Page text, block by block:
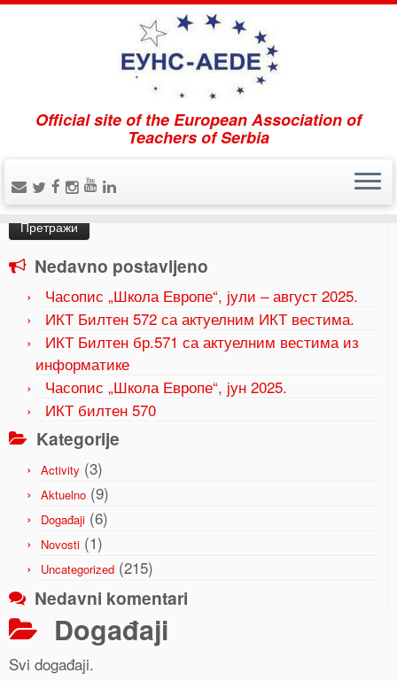
Official site of the European Association of
Teachers of Serbia
Home » Događaji
Претрага
за:
Nedavno postavljeno
Часопис „Школа Европе“, јули – август 2025.
ИКТ Билтен 572 са актуелним ИКТ вестима.
ИКТ Билтен бр.571 са актуелним вестима из
информатике
Часопис „Школа Европе“, јун 2025.
ИКТ билтен 570
Kategorije
Activity (3)
Aktuelno (9)
Događaji (6)
Novosti (1)
Uncategorized (215)
Nedavni komentari
Događaji
Svi događaji.